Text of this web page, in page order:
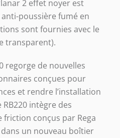
2 effet noyer est
poussière fumé en
sont fournies avec le
transparent).
regorge de nouvelles
conçues pour
et rendre l’installation
intègre des
conçus par Rega
un nouveau boîtier